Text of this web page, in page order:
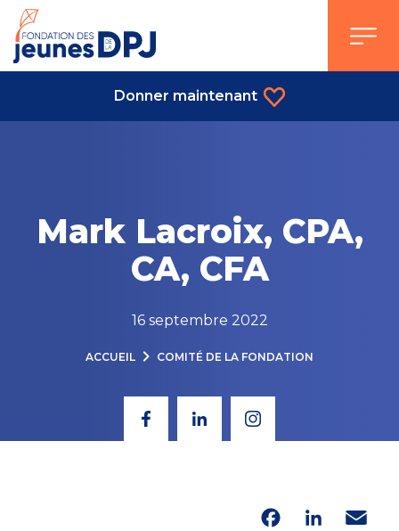
Skip
content
Donner maintenant
Mark Lacroix, CPA,
CA, CFA
16 septembre 2022
ACCUEIL COMITÉ DE LA FONDATION
FacebookLinkedIn Email